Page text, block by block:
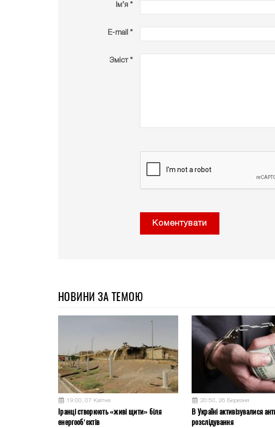
Ім’я *
E-mail *
Зміст *
Коментувати
НОВИНИ ЗА ТЕМОЮ
19:00, 07 Квітня
Іранці створюють «живі щити» біля
енергооб’єктів
20:50, 26 Березня
В Україні активізувалися
розслідування